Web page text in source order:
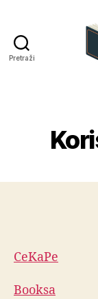
Pretraži
CeKaPe
Booksa